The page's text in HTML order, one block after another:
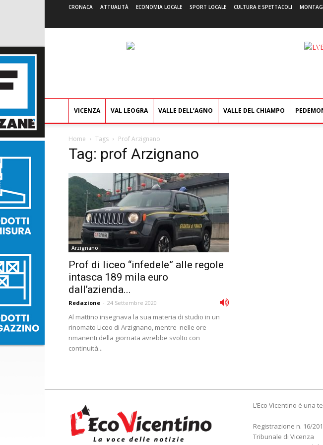
CRONACA ATTUALITÀ ECONOMIA LOCALE SPORT LOCALE CULTURA E SPETTACOLI
VICENZA VAL LEOGRA VALLE DELL’AGNO VALLE DEL CHIAMPO
Home Tags Prof Arzignano
Tag: prof Arzignano
Arzignano
Prof di liceo “infedele” alle regole
intasca 189 mila euro
dall’azienda...
Redazione - 24 Settembre 2020
Al mattino insegnava la sua materia di studio in un
rinomato Liceo di Arzignano, mentre nelle ore
rimanenti della giornata avrebbe svolto con
continuità...
L’Eco Vicentino è una
Registrazione n. 16/
Tribunale di Vicenza